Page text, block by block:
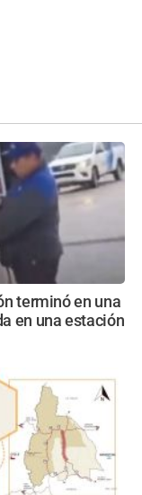
terminó en una
en una estación